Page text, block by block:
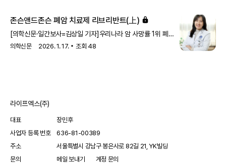
(종양비율점수(TPS)≥50%) 환자를 선별해 넬마스토바트
800mg과 도세탁셀 75 mg/m²를 병용 투여하는 방식으로
설계됐다. 국내 대학병원 5곳에서 진행되며, 첫 환자등록은
존슨앤드존슨 폐암 치료제 리브리반트(上)
[의학신문·일간보사=김상일 기자]우리나라 암 사망률 1위 폐암
중 약 80~85%는 비소세포폐암이다. 비소세포폐암 중 엑손 20
23~29% 수준에 머무른다. 기존 EGFR-TKI에 대한 반응률도
의학신문 2026. 1. 17. 조회 48
라이프엑스(주)
대표
장민후
사업자 등록 번호
636-81-00389
주소
서울특별시 강남구 봉은사로 82길 21, YK빌딩
문의
메일 보내기 계정 문의